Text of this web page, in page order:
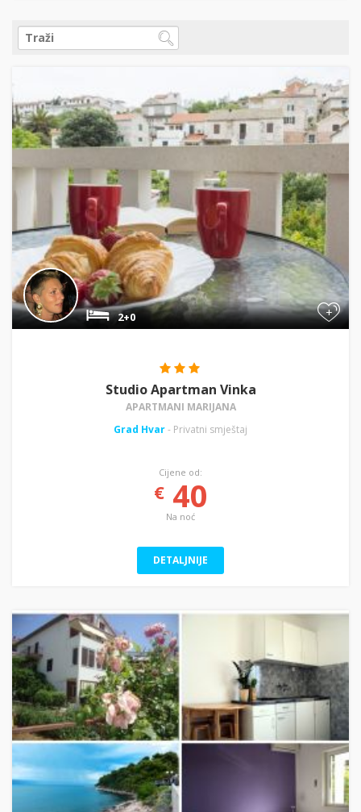
+
2+0
Studio Apartman Vinka
APARTMANI MARIJANA
Grad Hvar- Privatni smještaj
Cijene od:
€40
Na noć
DETALJNIJE